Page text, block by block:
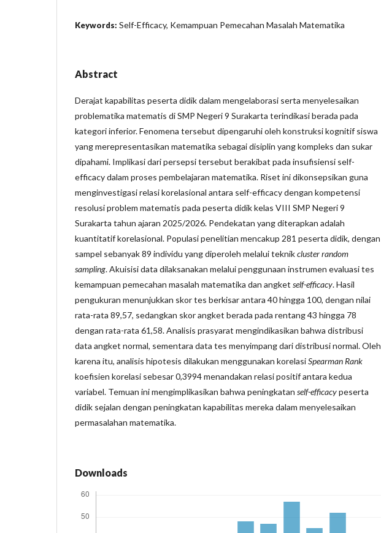
Keywords: Self-Efficacy, Kemampuan Pemecahan Masalah Matematika
Abstract
Derajat kapabilitas peserta didik dalam mengelaborasi serta menyelesaikan
problematika matematis di SMP Negeri 9 Surakarta terindikasi berada pada
kategori inferior. Fenomena tersebut dipengaruhi oleh konstruksi kognitif siswa
yang merepresentasikan matematika sebagai disiplin yang kompleks dan sukar
dipahami. Implikasi dari persepsi tersebut berakibat pada insufisiensi self-
efficacy dalam proses pembelajaran matematika. Riset ini dikonsepsikan guna
menginvestigasi relasi korelasional antara self-efficacy dengan kompetensi
resolusi problem matematis pada peserta didik kelas VIII SMP Negeri 9
Surakarta tahun ajaran 2025/2026. Pendekatan yang diterapkan adalah
kuantitatif korelasional. Populasi penelitian mencakup 281 peserta didik, dengan
sampel sebanyak 89 individu yang diperoleh melalui teknikcluster random
sampling. Akuisisi data dilaksanakan melalui penggunaan instrumen evaluasi tes
kemampuan pemecahan masalah matematika dan angket self-efficacy. Hasil
pengukuran menunjukkan skor tes berkisar antara 40 hingga 100, dengan nilai
rata-rata 89,57, sedangkan skor angket berada pada rentang 43 hingga 78
dengan rata-rata 61,58. Analisis prasyarat mengindikasikan bahwa distribusi
data angket normal, sementara data tes menyimpang dari distribusi normal. Oleh
karena itu, analisis hipotesis dilakukan menggunakan korelasiSpearman Rank
koefisien korelasi sebesar 0,3994 menandakan relasi positif antara kedua
variabel. Temuan ini mengimplikasikan bahwa peningkatan self-efficacypeserta
didik sejalan dengan peningkatan kapabilitas mereka dalam menyelesaikan
permasalahan matematika.
Downloads